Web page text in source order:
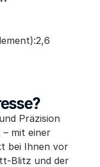
Präzision
mit einer
bei Ihnen vor
Blitz und der